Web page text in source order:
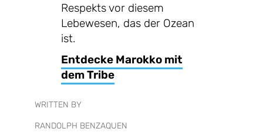
Respekts vor diesem
Lebewesen, das der Ozean
ist.
Entdecke Marokko mit
dem Tribe
WRITTEN BY
RANDOLPH BENZAQUEN